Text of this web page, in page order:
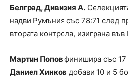
Белград, Дивизия А.
надви Румъния със 78:71 след
втората контрола, изиграна
Мартин Попов финишира със 17
Даниел Хинков добави 10 и 5